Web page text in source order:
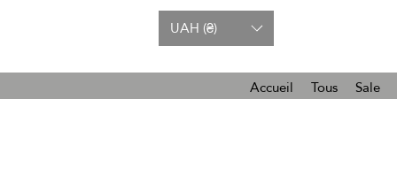
UAH (₴)
Accueil Tous Sale